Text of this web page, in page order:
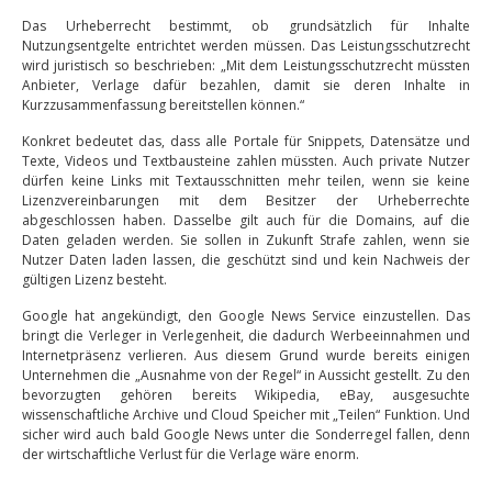
Das Urheberrecht bestimmt, ob grundsätzlich für Inhalte
Nutzungsentgelte entrichtet werden müssen. Das Leistungsschutzrecht
wird juristisch so beschrieben: „Mit dem Leistungsschutzrecht müssten
Anbieter, Verlage dafür bezahlen, damit sie deren Inhalte in
Kurzzusammenfassung bereitstellen können.“
Konkret bedeutet das, dass alle Portale für Snippets, Datensätze und
Texte, Videos und Textbausteine zahlen müssten. Auch private Nutzer
dürfen keine Links mit Textausschnitten mehr teilen, wenn sie keine
Lizenzvereinbarungen mit dem Besitzer der Urheberrechte
abgeschlossen haben. Dasselbe gilt auch für die Domains, auf die
Daten geladen werden. Sie sollen in Zukunft Strafe zahlen, wenn sie
Nutzer Daten laden lassen, die geschützt sind und kein Nachweis der
gültigen Lizenz besteht.
Google hat angekündigt, den Google News Service einzustellen. Das
bringt die Verleger in Verlegenheit, die dadurch Werbeeinnahmen und
Internetpräsenz verlieren. Aus diesem Grund wurde bereits einigen
Unternehmen die „Ausnahme von der Regel“ in Aussicht gestellt. Zu den
bevorzugten gehören bereits Wikipedia, eBay, ausgesuchte
wissenschaftliche Archive und Cloud Speicher mit „Teilen“ Funktion. Und
sicher wird auch bald Google News unter die Sonderregel fallen, denn
der wirtschaftliche Verlust für die Verlage wäre enorm.